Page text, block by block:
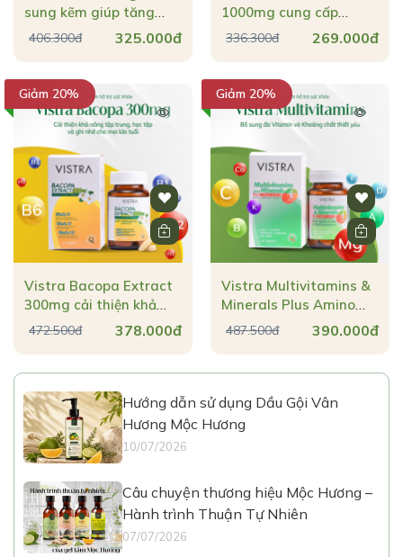
sung kẽm giúp tăng
cường đề kháng & hỗ
325.000đ
406.300đ
1000mg cung cấp
Omage 3 từ thiên nhiên
khớp cơ
269.000đ
336.300đ
Vistra Bacopa Extract
300mg cải thiện khả
năng tập trung, học tập
378.000đ
472.500đ
Giảm 20%
Vistra Multivitamins &
Minerals Plus Amino
Acid bổ sung đa390.000đ
487.500đ
Giảm 20%
Hướng dẫn sử dụng Dầu Gội Vân
Hương Mộc Hương
10/07/2026
Câu chuyện thương hiệu Mộc Hương –
Hành trình Thuận Tự Nhiên
07/07/2026